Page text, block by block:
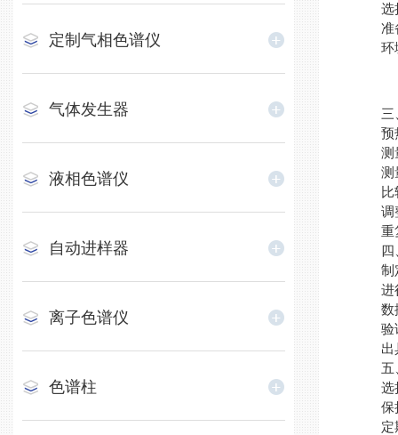
定制气相色谱仪
气体发生器
液相色谱仪
自动进样器
离子色谱仪
色谱柱
选择
准备
环境
三
预热
测量
测量
比较
调整
重复
四
制定
进行
数据
验证
出具
五
选择
保持
定期